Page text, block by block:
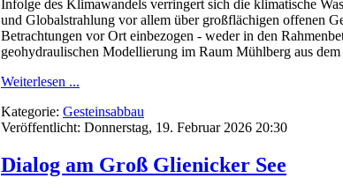
Infolge des Klimawandels verringert sich die klimatische
und Globalstrahlung vor allem über großflächigen offenen
Betrachtungen vor Ort einbezogen - weder in den
geohydraulischen Modellierung im Raum Mühlberg aus dem
Weiterlesen ...
Kategorie: Gesteinsabbau
Veröffentlicht: Donnerstag, 19. Februar 2026 20:30
Dialog am Groß Glienicker See